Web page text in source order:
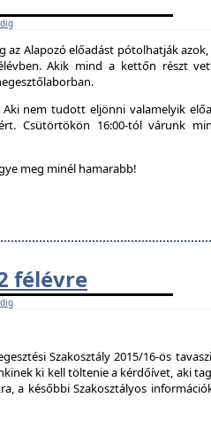
az Alapozó előadást pótolhatják
Akik mind a kettőn részt
nem tudott eljönni valamelyik
Csütörtökön 16:00-tól várunk
meg minél hamarabb!
félévre
Szakosztály 2015/16-ös
ki kell töltenie a kérdőívet, aki
a későbbi Szakosztályos